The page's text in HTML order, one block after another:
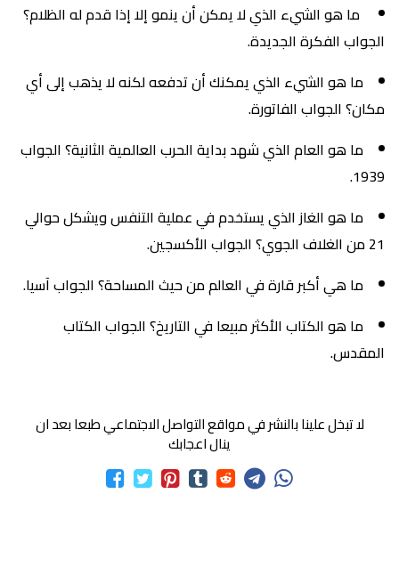
ما هو الشيء الذي لا يمكن أن ينمو إلا إذا قدم له الظلام؟
الجواب الفكرة الجديدة.
ما هو الشيء الذي يمكنك أن تدفعه لكنه لا يذهب إلى أي
مكان؟ الجواب الفاتورة.
ما هو العام الذي شهد بداية الحرب العالمية الثانية؟ الجواب
1939.
ما هو الغاز الذي يستخدم في عملية التنفس ويشكل حوالي
21 من الغلاف الجوي؟ الجواب الأكسجين.
ما هي أكبر قارة في العالم من حيث المساحة؟ الجواب آسيا.
ما هو الكتاب الأكثر مبيعا في التاريخ؟ الجواب الكتاب
المقدس.
لا تبخل علينا بالنشر في مواقع التواصل الاجتماعي طبعا بعد ان
ينال اعجابك